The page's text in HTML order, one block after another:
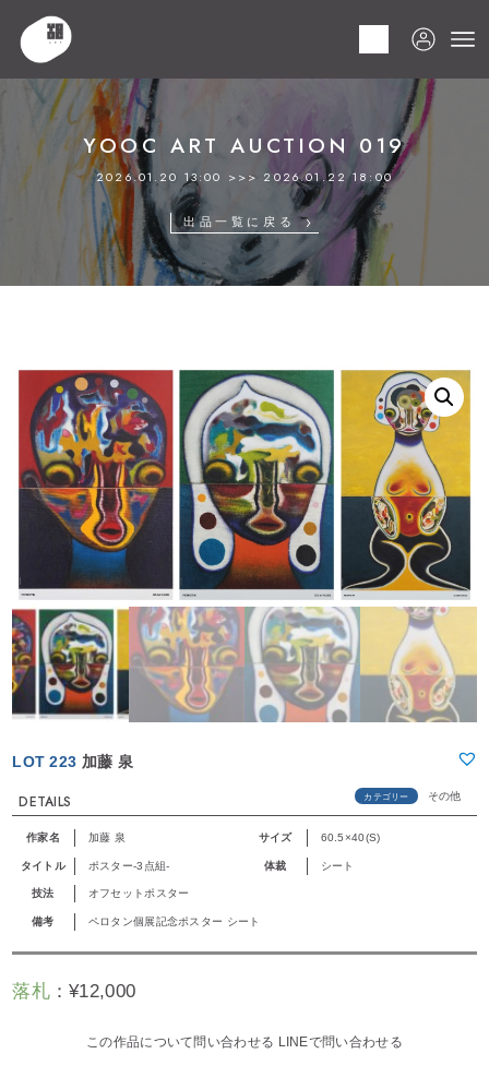
HOME
YOOC ART AUCTION 019
2026.01.20 13:00 >>> 2026.01.22 18:00
出品一覧に戻る
LOT 223 加藤 泉
DETAILS カテゴリー その他
作家名 加藤 泉 サイズ 60.5×40(S)
タイトル ポスター-3点組- 体裁 シート
技法 オフセットポスター
備考 ペロタン個展記念ポスター シート
落札：¥12,000
この作品について問い合わせる LINEで問い合わせる